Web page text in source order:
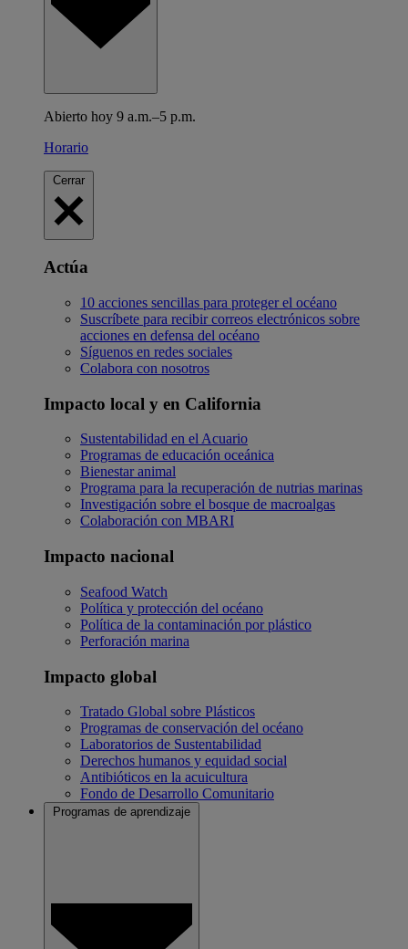
Abierto hoy 9 a.m.–5 p.m.
Horario
Cerrar
Actúa
10 acciones sencillas para proteger el océano
Suscríbete para recibir correos electrónicos sobre
acciones en defensa del océano
Síguenos en redes sociales
Colabora con nosotros
Impacto local y en California
Sustentabilidad en el Acuario
Programas de educación oceánica
Bienestar animal
Programa para la recuperación de nutrias marinas
Investigación sobre el bosque de macroalgas
Colaboración con MBARI
Impacto nacional
Seafood Watch
Política y protección del océano
Política de la contaminación por plástico
Perforación marina
Impacto global
Tratado Global sobre Plásticos
Programas de conservación del océano
Laboratorios de Sustentabilidad
Derechos humanos y equidad social
Antibióticos en la acuicultura
Fondo de Desarrollo Comunitario
Programas de aprendizaje